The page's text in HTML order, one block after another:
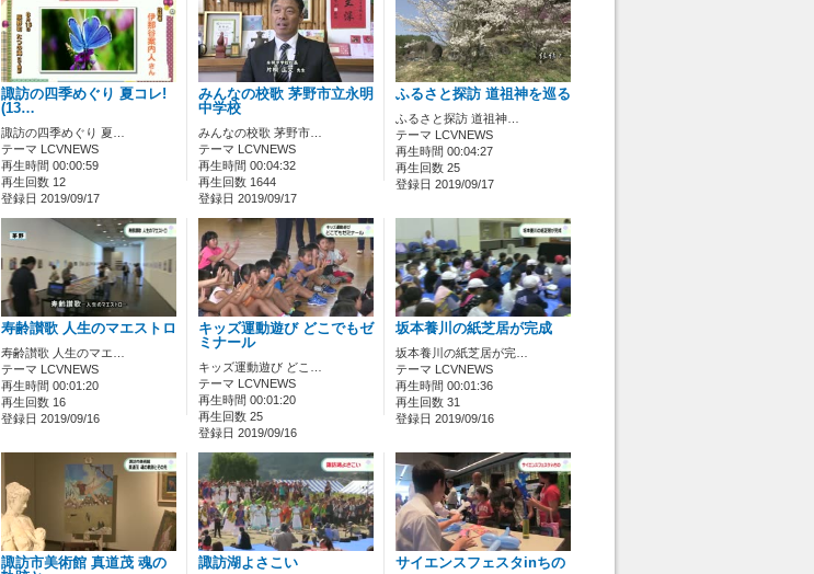
諏訪の四季めぐり 夏コレ!
(13…
諏訪の四季めぐり 夏…
テーマ LCVNEWS
再生時間 00:00:59
再生回数 12
登録日 2019/09/17
みんなの校歌 茅野市立永明
中学校
みんなの校歌 茅野市…
テーマ LCVNEWS
再生時間 00:04:32
再生回数 1644
登録日 2019/09/17
ふるさと探訪 道祖神を巡る
ふるさと探訪 道祖神…
テーマ LCVNEWS
再生時間 00:04:27
再生回数 25
登録日 2019/09/17
寿齢讃歌 人生のマエストロ
寿齢讃歌 人生のマエ…
テーマ LCVNEWS
再生時間 00:01:20
再生回数 16
登録日 2019/09/16
キッズ運動遊び どこでもゼ
ミナール
キッズ運動遊び どこ…
テーマ LCVNEWS
再生時間 00:01:20
再生回数 25
登録日 2019/09/16
坂本養川の紙芝居が完成
坂本養川の紙芝居が完…
テーマ LCVNEWS
再生時間 00:01:36
再生回数 31
登録日 2019/09/16
諏訪市美術館 真道茂 魂の
諏訪湖よさこい サイエンスフェスタinちの